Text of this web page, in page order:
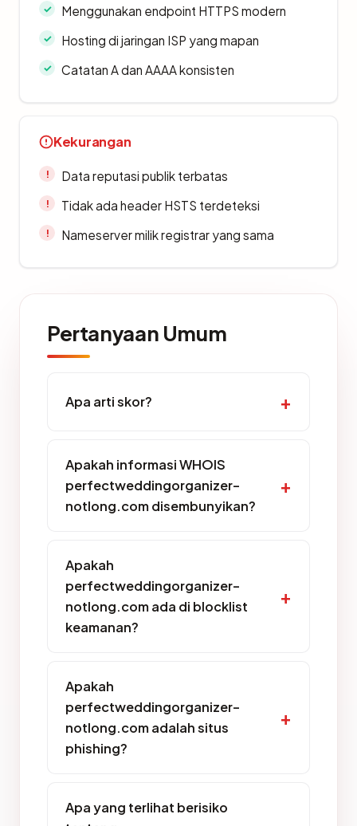
Menggunakan endpoint HTTPS modern
Hosting di jaringan ISP yang mapan
Catatan A dan AAAA konsisten
Kekurangan
Data reputasi publik terbatas
Tidak ada header HSTS terdeteksi
Nameserver milik registrar yang sama
Pertanyaan Umum
Apa arti skor?
Apakah informasi WHOIS
perfectweddingorganizer-
notlong.com disembunyikan?
Apakah
perfectweddingorganizer-
notlong.com ada di blocklist
keamanan?
Apakah
perfectweddingorganizer-
notlong.com adalah situs
phishing?
Apa yang terlihat berisiko